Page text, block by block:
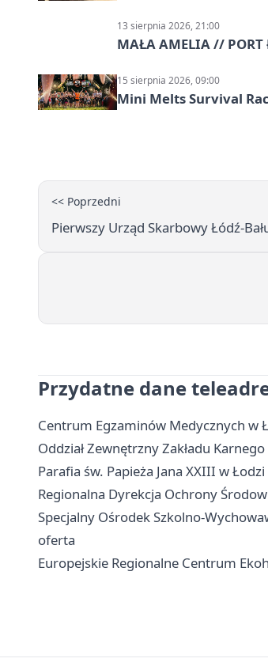
13 sierpnia 2026, 21:00
MAŁA AMELIA //
15 sierpnia 2026, 09:00
Mini Melts Survival
<< Poprzedni
Pierwszy Urząd Skarbowy Łódź-
Przydatne dane
Centrum Egzaminów Medycznych w
Oddział Zewnętrzny Zakładu
Parafia św. Papieża Jana XXIII w
Regionalna Dyrekcja Ochrony
Specjalny Ośrodek Szkolno-
oferta
Europejskie Regionalne Centrum